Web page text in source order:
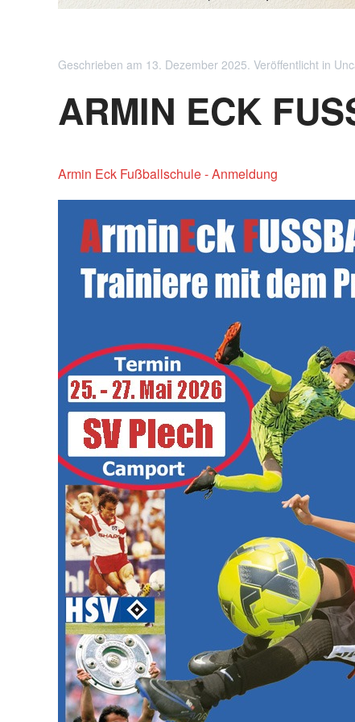
Geschrieben am 13. Dezember 2025. Veröffentlicht in
ARMIN ECK
Armin Eck Fußballschule - Anmeldung